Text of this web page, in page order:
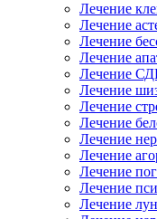
Лечение
Лечение
Лечение
Лечение
Лечение
Лечение
Лечение
Лечение
Лечение
Лечение
Лечение
Лечение
Лечение